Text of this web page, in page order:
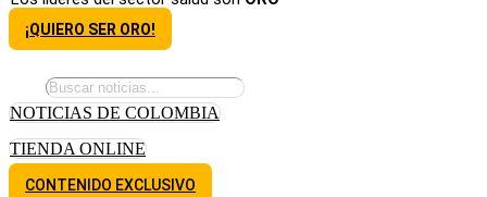
¡QUIERO SER ORO!
NOTICIAS DE COLOMBIA
TIENDA ONLINE
CONTENIDO EXCLUSIVO